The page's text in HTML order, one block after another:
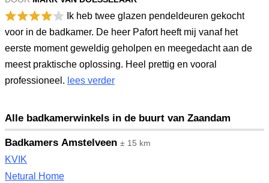
Ik heb twee glazen pendeldeuren gekocht
voor in de badkamer. De heer Pafort heeft mij vanaf het
eerste moment geweldig geholpen en meegedacht aan de
meest praktische oplossing. Heel prettig en vooral
professioneel. lees verder
Alle badkamerwinkels in de buurt van Zaandam
Badkamers Amstelveen ± 15 km
KVIK
Netural Home